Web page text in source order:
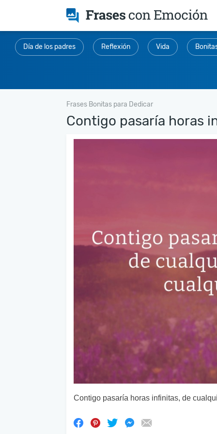
Día de los padres Reflexión Vida
Frases Bonitas para Dedicar
Contigo pasaría horas
Contigo pasaría horas infinitas, de